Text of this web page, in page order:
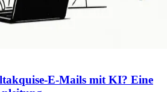
E-Mails mit KI? Eine